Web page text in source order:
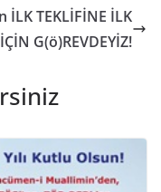
TEKLİFİNE İLK
G(ö)REVDEYİZ!